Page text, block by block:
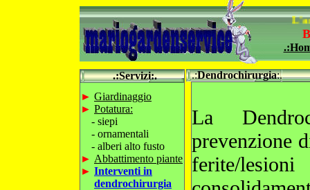
.:Servizi:.
► Giardinaggio
► Potatura:
- siepi
- ornamentali
- alberi alto fusto
► Abbattimento piante
► Interventi in
dendrochirurgia
.:Dendrochirurgia:.
La
prevenzione
ferite/